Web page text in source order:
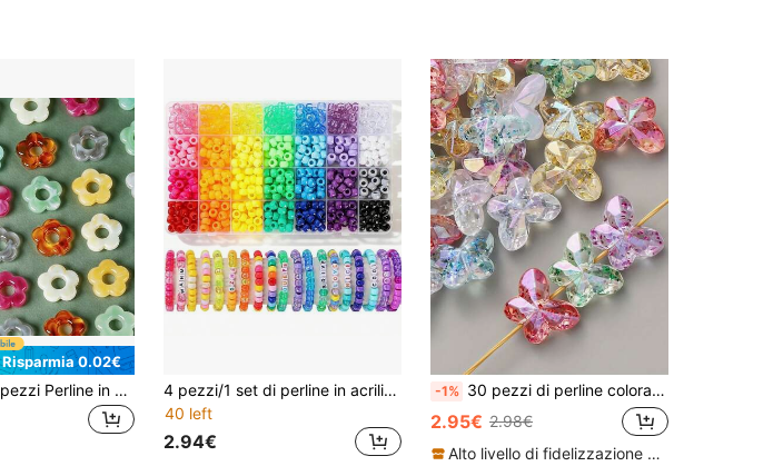
Risparmia 0.02€
200 pezzi/50 pezzi Perline in acrilico, 0,55 pollici/14 mm a forma di fiore, con diversi disegni sfumati, durevoli e resistenti allo sbiadimento, perfette per realizzare orecchini fai-da-te e altri artigianato di gioielleria
4 pezzi/1 set di perline in acrilico a forma di pony, perline a barilotto, perline per capelli, perline a caramella, kit per la realizzazione di gioielli fai-da-te per braccialetti, collane, orecchini, ciondoli per portafogli, ciondoli per telefoni, portachiavi, set di artigianato per adulti (colore casuale)
40 left
2.94€
-1% 30 pezzi di perline colorate e trasparenti a forma di farfalla in acrilico tagliato, per la realizzazione di gioielli fai-da-te, portachiavi, cover per telefono, decorazioni per auto e artigianato
2.95€ 2.98€
Alto livello di fidelizzazione dei clienti